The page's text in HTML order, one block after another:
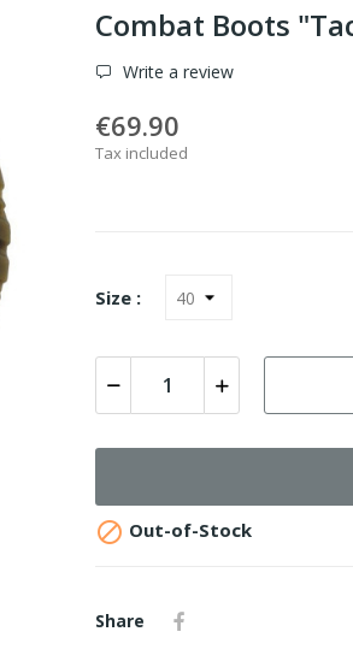
Combat Boots
Write a review
€69.90
Tax included
Size :
 Out-of-Stock
Share